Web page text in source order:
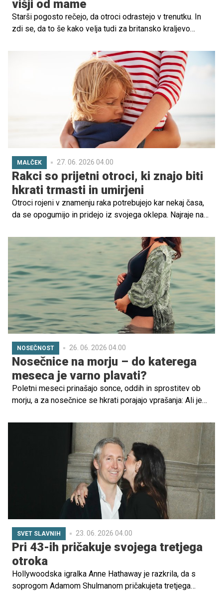
višji od mame
Starši pogosto rečejo, da otroci odrastejo v trenutku. In
zdi se, da to še kako velja tudi za britansko kraljevo
princa Georgea so številni opazili isto stvar – 12-letni
George je skoraj enako visok kot njegova mama.
MALČEK 27. 06. 2026 04.00
Rakci so prijetni otroci, ki znajo biti
hkrati trmasti in umirjeni
Otroci rojeni v znamenju raka potrebujejo kar nekaj časa,
da se opogumijo in pridejo iz svojega oklepa. Najraje na
NOSEČNOST 26. 06. 2026 04.00
Nosečnice na morju – do katerega
meseca je varno plavati?
Poletni meseci prinašajo sonce, oddih in sprostitev ob
morju, a za nosečnice se hkrati porajajo vprašanja: Ali je
nosečnosti je priporočljivo potovanje? Kako se zaščititi
SVET SLAVNIH 23. 06. 2026 04.00
Pri 43-ih pričakuje svojega tretjega
otroka
Hollywoodska igralka Anne Hathaway je razkrila, da s
soprogom Adamom Shulmanom pričakujeta tretjega